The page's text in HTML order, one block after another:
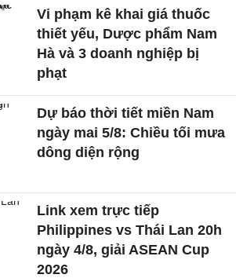
Vi phạm kê khai giá thuốc
thiết yếu, Dược phẩm Nam
Hà và 3 doanh nghiệp bị
phạt
Dự báo thời tiết miền Nam
ngày mai 5/8: Chiều tối mưa
dông diện rộng
Link xem trực tiếp
Philippines vs Thái Lan 20h
ngày 4/8, giải ASEAN Cup
2026